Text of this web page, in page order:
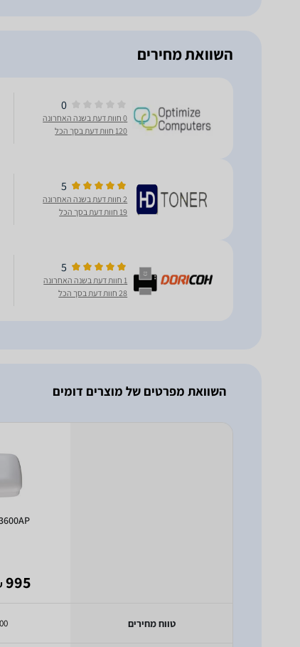
השוואת מחירים
0
0 חוות דעת בשנה האחרונה
120 חוות דעת בסך הכל
5
2 חוות דעת בשנה האחרונה
19 חוות דעת בסך הכל
5
1 חוות דעת בשנה האחרונה
28 חוות דעת בסך הכל
השוואת מפרטים של מוצרים דומים
טווח מחירים
995
1000